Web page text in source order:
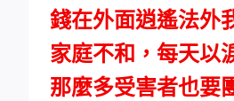
錢在外面逍遙法外
家庭不和，每天以
那麼多受害者也要